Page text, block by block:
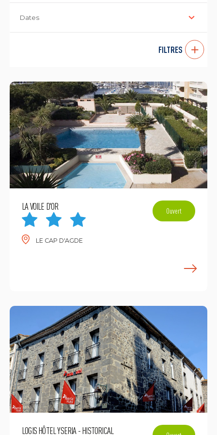
Dates
FILTRES
LA VOILE D'OR
LE CAP D'AGDE
Ouvert
LOGIS HÔTEL YSERIA - HISTORICAL